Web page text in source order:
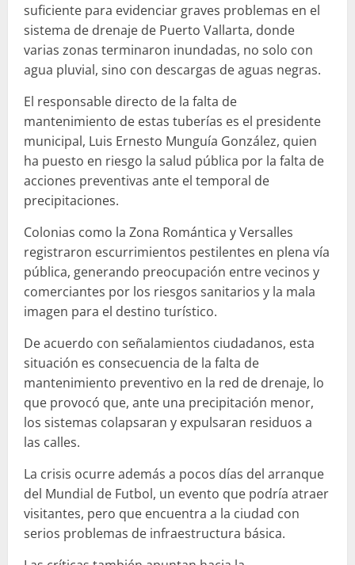
suficiente para evidenciar graves problemas en el
sistema de drenaje de Puerto Vallarta, donde
varias zonas terminaron inundadas, no solo con
agua pluvial, sino con descargas de aguas negras.
El responsable directo de la falta de
mantenimiento de estas tuberías es el presidente
municipal, Luis Ernesto Munguía González, quien
ha puesto en riesgo la salud pública por la falta de
acciones preventivas ante el temporal de
precipitaciones.
Colonias como la Zona Romántica y Versalles
registraron escurrimientos pestilentes en plena vía
pública, generando preocupación entre vecinos y
comerciantes por los riesgos sanitarios y la mala
imagen para el destino turístico.
De acuerdo con señalamientos ciudadanos, esta
situación es consecuencia de la falta de
mantenimiento preventivo en la red de drenaje, lo
que provocó que, ante una precipitación menor,
los sistemas colapsaran y expulsaran residuos a
las calles.
La crisis ocurre además a pocos días del arranque
del Mundial de Futbol, un evento que podría atraer
visitantes, pero que encuentra a la ciudad con
serios problemas de infraestructura básica.